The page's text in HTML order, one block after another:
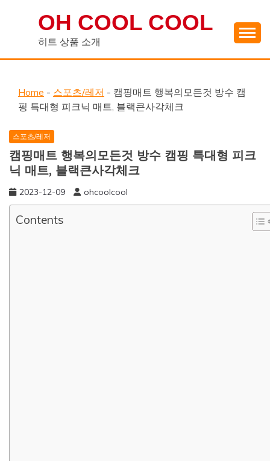
OH COOL COOL
히트 상품 소개
Home - 스포츠/레저 - 캠핑매트 행복의모든것 방수 캠
핑 특대형 피크닉 매트, 블랙큰사각체크
스포츠/레저
캠핑매트 행복의모든것 방수 캠핑 특대형 피크
닉 매트, 블랙큰사각체크
2023-12-09 ohcoolcool
Contents